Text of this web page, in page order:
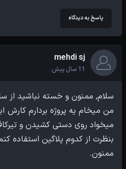
پاسخ به دیدگاه
mehdi sj
11 سال پیش
من میخام یه پروژه بردارم کارش
ممنون.